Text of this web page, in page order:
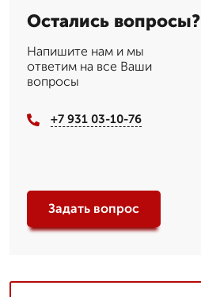
Остались вопросы?
Напишите нам и мы
ответим на все Ваши
вопросы
+7 931 03-10-76
Задать вопрос